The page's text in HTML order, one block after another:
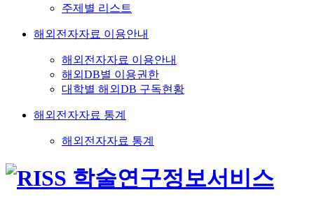
주제별 리스트
해외전자자료 이용안내
해외전자자료 이용안내
해외DB별 이용권한
대학별 해외DB 구독현황
해외전자자료 통계
해외전자자료 통계